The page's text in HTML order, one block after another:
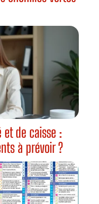
de caisse :
à prévoir ?